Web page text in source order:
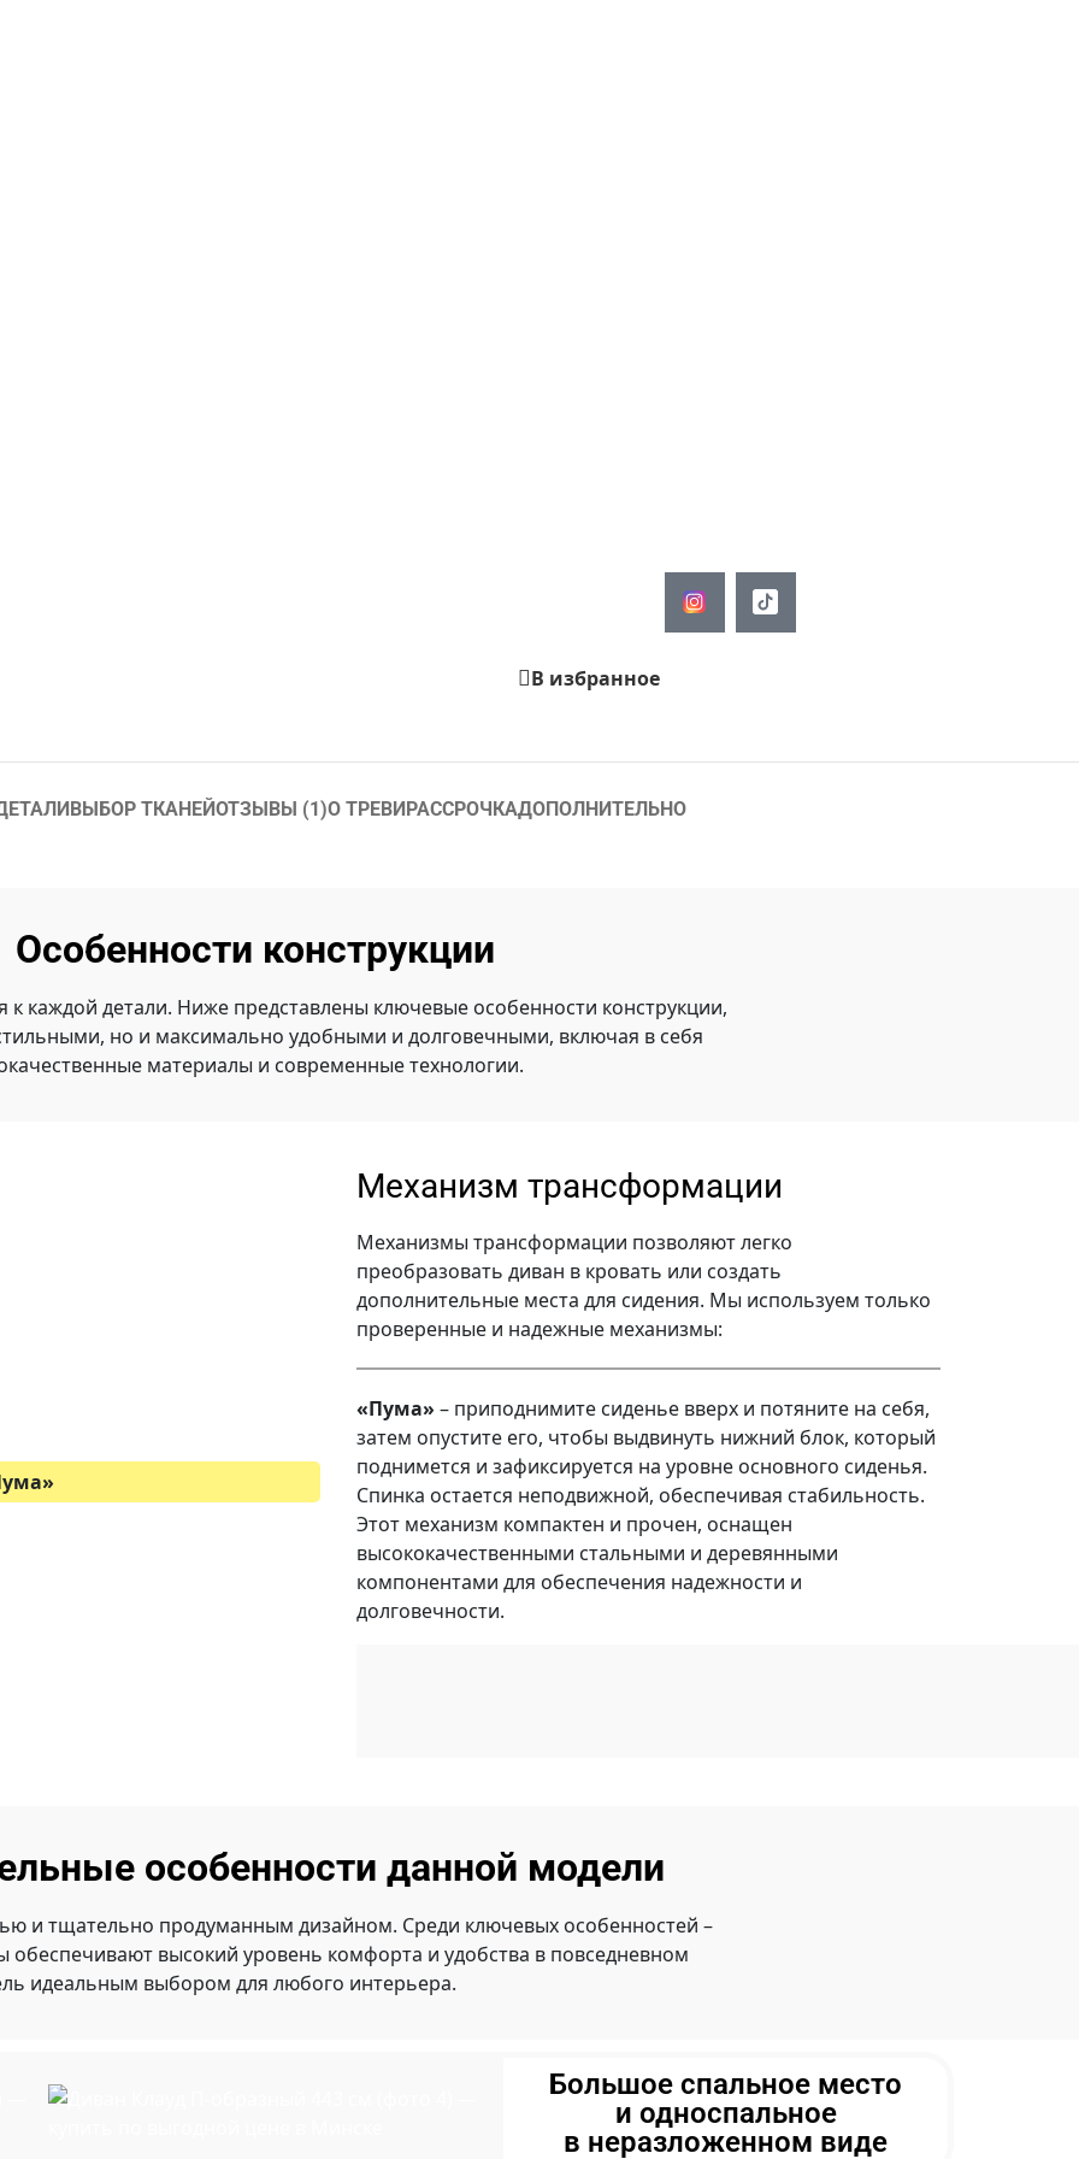
В избранное
ВЫБОР ТКАНЕЙОТЗЫВЫ (1)О ТРЕВИРАССРОЧКАДОПОЛНИТЕЛЬНО
Особенности конструкции
каждой детали. Ниже представлены ключевые особенности конструкции,
но и максимально удобными и долговечными, включая в себя
материалы и современные технологии.
»
Механизм трансформации
Механизмы трансформации позволяют легко
преобразовать диван в кровать или создать
дополнительные места для сидения. Мы используем только
проверенные и надежные механизмы:
«Пума» – приподнимите сиденье вверх и потяните на себя,
затем опустите его, чтобы выдвинуть нижний блок, который
поднимется и зафиксируется на уровне основного сиденья.
Спинка остается неподвижной, обеспечивая стабильность.
Этот механизм компактен и прочен, оснащен
высококачественными стальными и деревянными
компонентами для обеспечения надежности и
долговечности.
особенности данной модели
и тщательно продуманным дизайном. Среди ключевых особенностей –
обеспечивают высокий уровень комфорта и удобства в повседневном
идеальным выбором для любого интерьера.
Большое спальное место
и односпальное
в неразложенном виде